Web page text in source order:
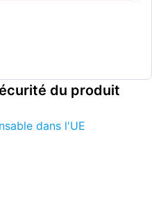
du produit
dans l'UE